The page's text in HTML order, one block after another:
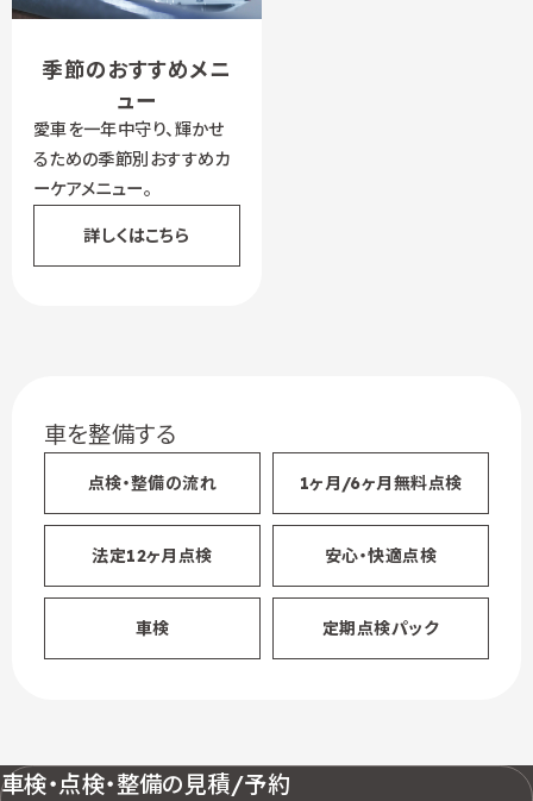
季節のおすすめメニ
ュー
愛車を一年中守り、輝かせ
るための季節別おすすめカ
ーケアメニュー。
詳しくはこちら
車を整備する
点検・整備の流れ 1ヶ月/6ヶ月無料点検
法定12ヶ月点検 安心・快適点検
車検 定期点検パック
車検・点検・整備の見積/予約